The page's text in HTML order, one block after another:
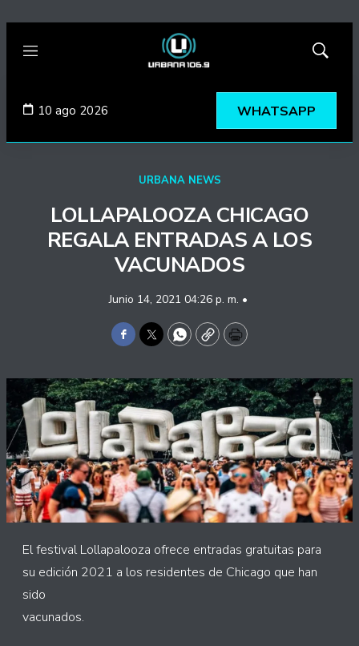
Menú
Mostrar
10 ago 2026 WHATSAPP
URBANA NEWS
LOLLAPALOOZA CHICAGO
REGALA ENTRADAS A LOS
VACUNADOS
Junio 14, 2021 04:26 p. m. •
Facebook
TwitterWhatsApp
CopyPrint
El festival Lollapalooza ofrece entradas gratuitas para
su edición 2021 a los residentes de Chicago que han
sido
vacunados.